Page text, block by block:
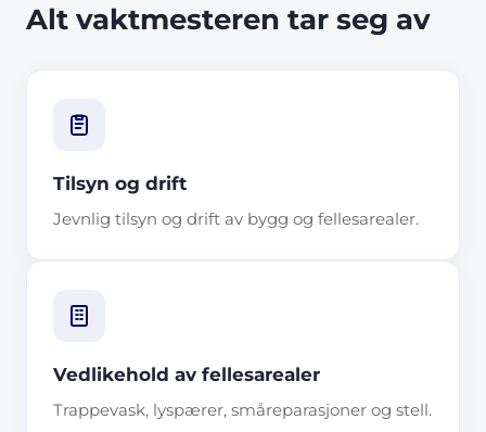
Alt vaktmesteren tar seg av
Tilsyn og drift
Jevnlig tilsyn og drift av bygg og fellesarealer.
Vedlikehold av fellesarealer
Trappevask, lyspærer, småreparasjoner og stell.